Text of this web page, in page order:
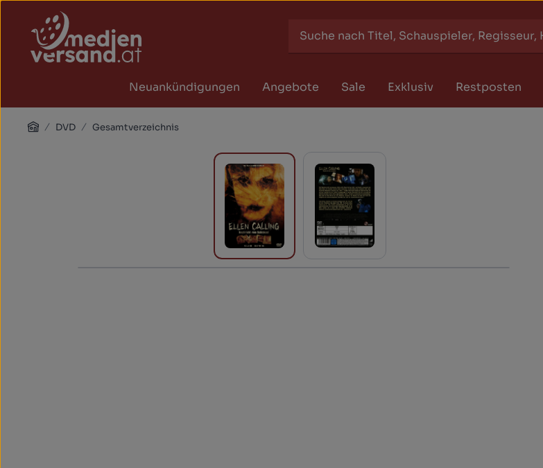
Zum Hauptinhalt springen
Zur Suche springen
Zur Hauptnavigation springen
Neuankündigungen Angebote Sale Exklusiv Restposten
HomeDVD Gesamtverzeichnis
Bildergalerie überspringen